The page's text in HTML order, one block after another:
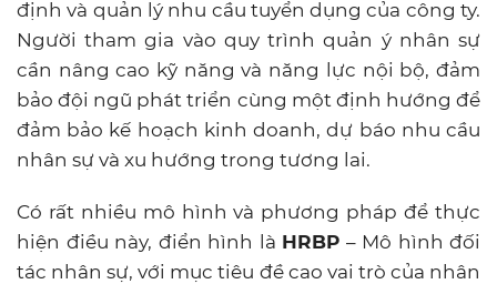
định và quản lý nhu cầu tuyển dụng của công ty.
Người tham gia vào quy trình quản ý nhân sự
cần nâng cao kỹ năng và năng lực nội bộ, đảm
bảo đội ngũ phát triển cùng một định hướng để
đảm bảo kế hoạch kinh doanh, dự báo nhu cầu
nhân sự và xu hướng trong tương lai.
Có rất nhiều mô hình và phương pháp để thực
hiện điều này, điển hình là HRBP – Mô hình đối
tác nhân sự, với mục tiêu đề cao vai trò của nhân